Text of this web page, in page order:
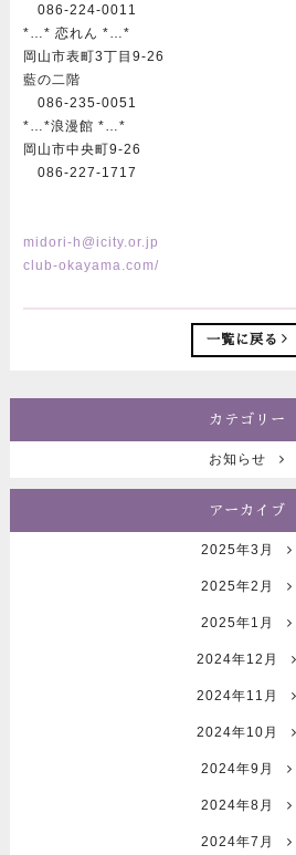
086-224-0011
*…* 恋れん *…*
岡山市表町3丁目9-26
藍の二階
086-235-0051
*…*浪漫館 *…*
岡山市中央町9-26
086-227-1717
midori-h@icity.or.jp
club-okayama.com/
一覧に戻る
カテゴリー
お知らせ
アーカイブ
2025年3月
2025年2月
2025年1月
2024年12月
2024年11月
2024年10月
2024年9月
2024年8月
2024年7月